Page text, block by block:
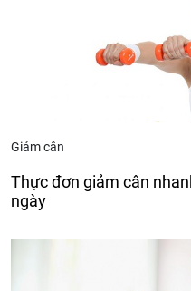
Giảm cân
Thực đơn giảm cân
ngày